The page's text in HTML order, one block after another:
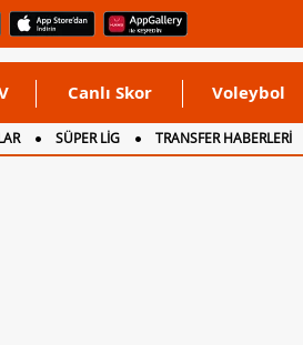
Canlı Skor Voleybol
SÜPER LİG TRANSFER HABERLERİ